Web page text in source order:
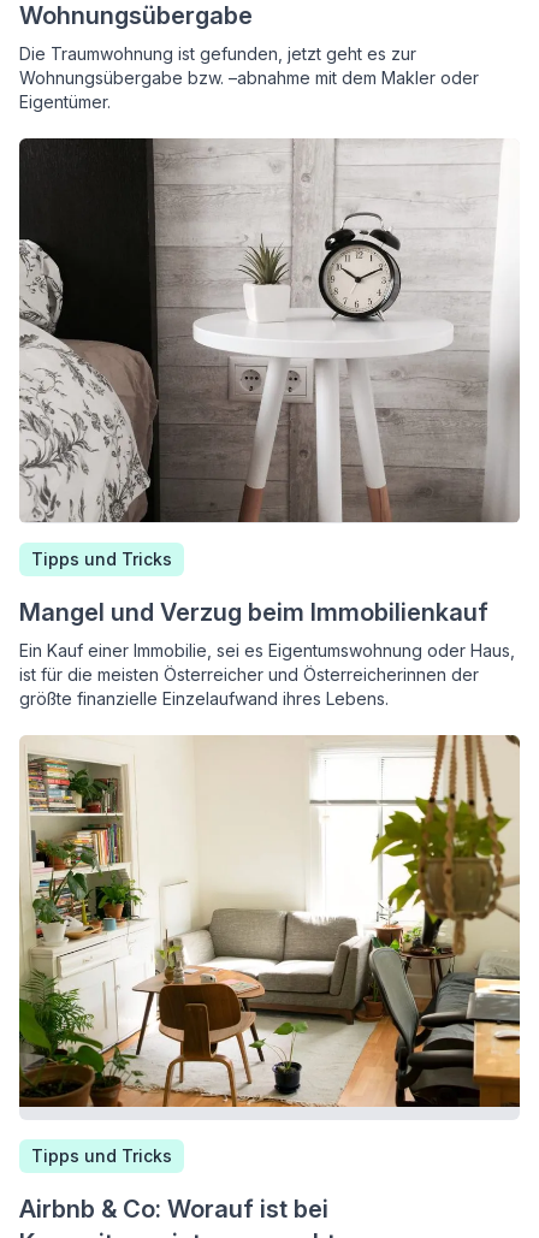
Wohnungsübergabe
Die Traumwohnung ist gefunden, jetzt geht es zur
Wohnungsübergabe bzw. –abnahme mit dem Makler oder
Eigentümer.
Tipps und Tricks
Mangel und Verzug beim Immobilienkauf
Ein Kauf einer Immobilie, sei es Eigentumswohnung oder Haus,
ist für die meisten Österreicher und Österreicherinnen der
größte finanzielle Einzelaufwand ihres Lebens.
Tipps und Tricks
Airbnb & Co: Worauf ist bei